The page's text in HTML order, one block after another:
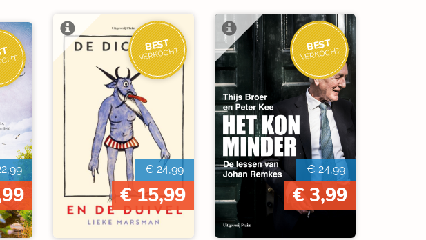
BEST
VERKOCHT
€ 24,99
€ 15,99
BEST
VERKOCHT
€ 24,99
€ 3,99